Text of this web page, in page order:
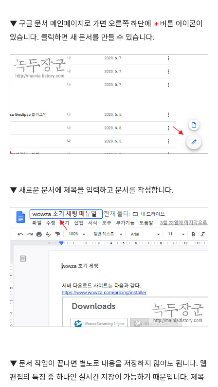
▼ 구글 문서 메인페이지로 가면 오른쪽 하단에 + 버튼 아이콘이
있습니다. 클릭하면 새 문서를 만들 수 있습니다.
▼ 새로운 문서에 제목을 입력하고 문서를 작성합니다.
▼ 문서 작업이 끝나면 별도로 내용을 저장하지 않아도 됩니다. 웹
편집의 특징 중 하나인 실시간 저장이 가능하기 때문입니다. 제목